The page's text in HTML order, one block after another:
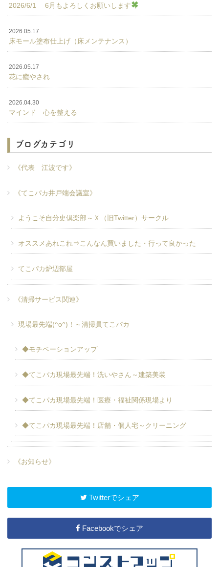
2026/6/1 6月もよろしくお願いします
2026.05.17
床モール塗布仕上げ（床メンテナンス）
2026.05.17
花に癒やされ
2026.04.30
マインド 心を整える
ブログカテゴリ
《代表 江波です》
《てこパカ井戸端会議室》
ようこそ自分史倶楽部～Ｘ（旧Twitter）サークル
オススメあれこれ⇒こんなん買いました・行って良かった
てこパカ炉辺部屋
《清掃サービス関連》
現場最先端(^o^)！～清掃員てこパカ
◆モチベーションアップ
◆てこパカ現場最先端！洗いやさん～建築美装
◆てこパカ現場最先端！医療・福祉関係現場より
◆てこパカ現場最先端！店舗・個人宅～クリーニング
《お知らせ》
Twitterでシェア
Facebookでシェア